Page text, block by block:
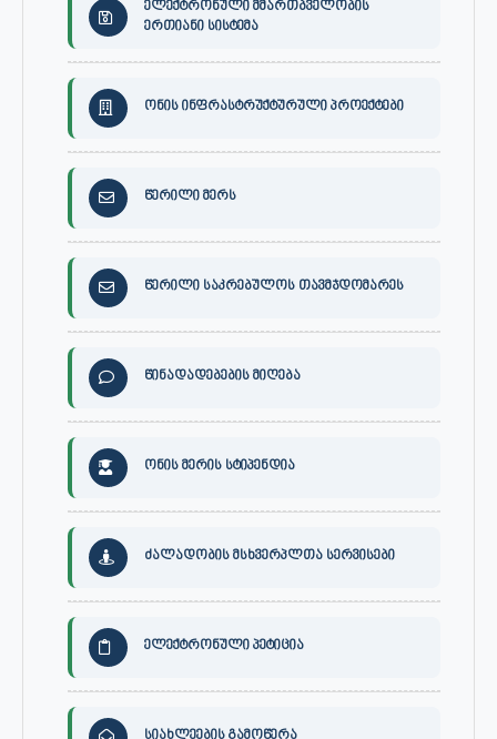
ელექტრონული მმართბველობის
ერთიანი სისტემა
ონის ინფრასტრუქტურული პროექტები
წერილი მერს
წერილი საკრებულოს თავმჯდომარეს
წინადადებების მიღება
ონის მერის სტიპენდია
ძალადობის მსხვერპლთა სერვისები
ელექტრონული პეტიცია